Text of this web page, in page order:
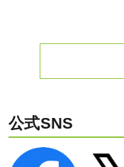
公式SNS